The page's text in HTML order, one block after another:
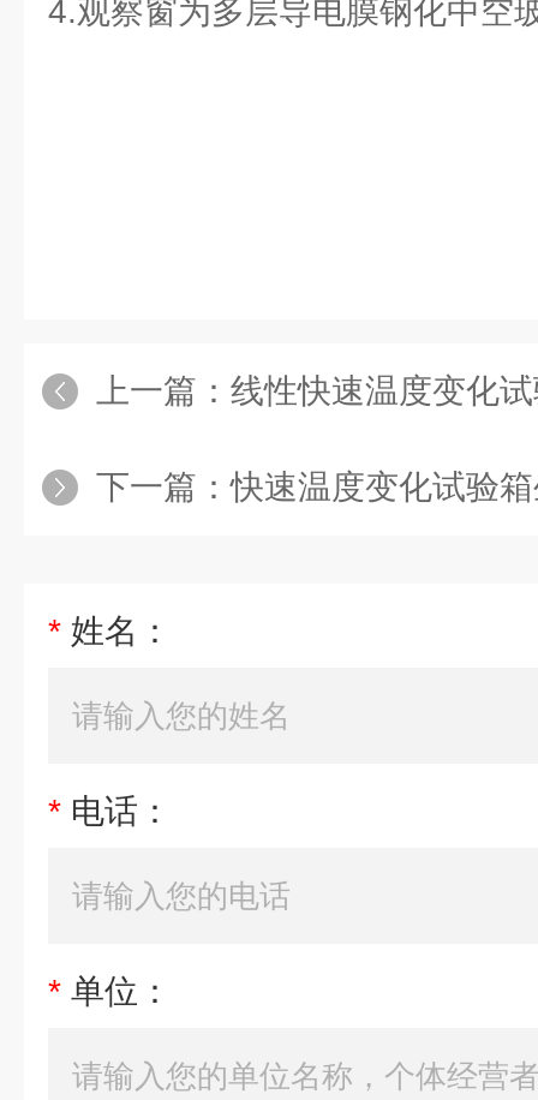
4.观察窗为多层导电膜钢化中空
上一篇： 线性快速温度变化
下一篇：快速温度变化试验
* 姓名：
* 电话：
* 单位：